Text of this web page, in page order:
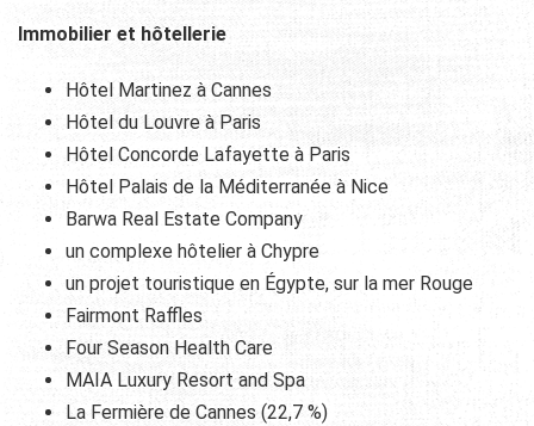
Immobilier et hôtellerie
Hôtel Martinez à Cannes
Hôtel du Louvre à Paris
Hôtel Concorde Lafayette à Paris
Hôtel Palais de la Méditerranée à Nice
Barwa Real Estate Company
un complexe hôtelier à Chypre
un projet touristique en Égypte, sur la mer Rouge
Fairmont Raffles
Four Season Health Care
MAIA Luxury Resort and Spa
La Fermière de Cannes (22,7 %)